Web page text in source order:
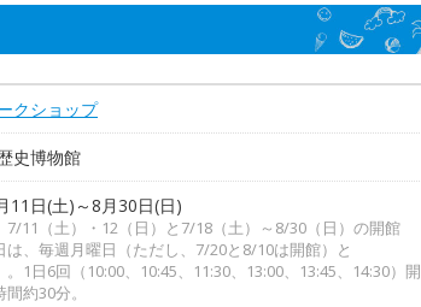
クショップ
史博物館
11日(土)～8月30日(日)
7/11（土）・12（日）と7/18（土）～8/30（日）の開館
は、毎週月曜日（ただし、7/20と8/10は開館）と
。1日6回（10:00、10:45、11:30、13:00、13:45、14:30）開
約30分。